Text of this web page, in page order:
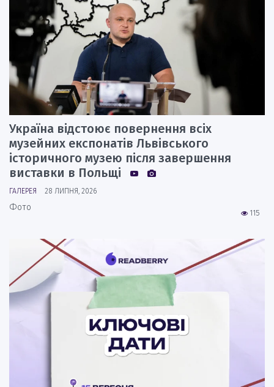
Україна відстоює повернення всіх
музейних експонатів Львівського
історичного музею після завершення
виставки в Польщі
ГАЛЕРЕЯ 28 ЛИПНЯ, 2026
115
Фото